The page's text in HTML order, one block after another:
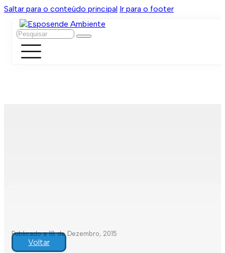
Saltar para o conteúdo principal Ir para o footer
Pesquisar
Publicado a 18 de Dezembro, 2015
Voltar